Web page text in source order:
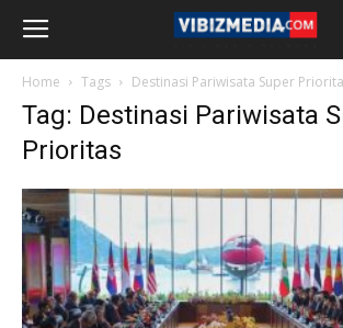
Home Tags Destinasi Pariwisata Super
Tag: Destinasi Pariwisata
Prioritas